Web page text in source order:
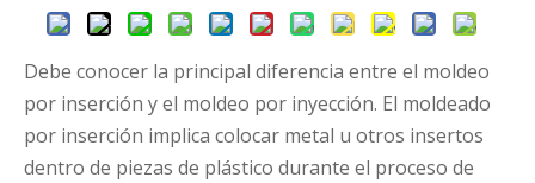
Debe conocer la principal diferencia entre el moldeo
por inserción y el moldeo por inyección. El moldeado
por inserción implica colocar metal u otros insertos
dentro de piezas de plástico durante el proceso de